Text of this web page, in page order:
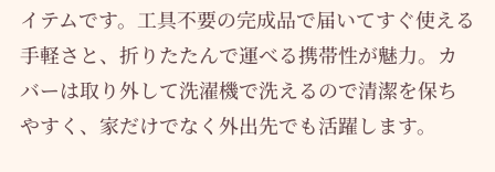
イテムです。工具不要の完成品で届いてすぐ使える
手軽さと、折りたたんで運べる携帯性が魅力。カ
バーは取り外して洗濯機で洗えるので清潔を保ち
やすく、家だけでなく外出先でも活躍します。